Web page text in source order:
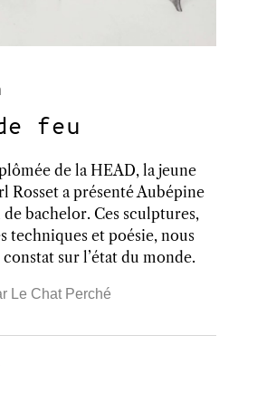
feu
de la HEAD, la jeune
Rosset a présenté Aubépine
bachelor. Ces sculptures,
techniques et poésie, nous
sur l’état du monde.
Le Chat Perché